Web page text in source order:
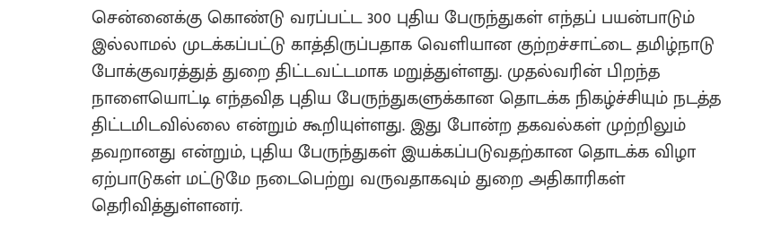
சென்னைக்கு கொண்டு வரப்பட்ட 300 புதிய பேருந்துகள் எந்தப் பயன்பாடும்
இல்லாமல் முடக்கப்பட்டு காத்திருப்பதாக வெளியான குற்றச்சாட்டை தமிழ்நாடு
போக்குவரத்துத் துறை திட்டவட்டமாக மறுத்துள்ளது. முதல்வரின் பிறந்த
நாளையொட்டி எந்தவித புதிய பேருந்துகளுக்கான தொடக்க நிகழ்ச்சியும் நடத்த
திட்டமிடவில்லை என்றும் கூறியுள்ளது. இது போன்ற தகவல்கள் முற்றிலும்
தவறானது என்றும், புதிய பேருந்துகள் இயக்கப்படுவதற்கான தொடக்க விழா
ஏற்பாடுகள் மட்டுமே நடைபெற்று வருவதாகவும் துறை அதிகாரிகள்
தெரிவித்துள்ளனர்.